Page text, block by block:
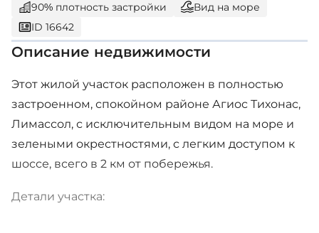
90% плотность застройки
Вид на море
ID 16642
Описание недвижимости
Этот жилой участок расположен в полностью
застроенном, спокойном районе Агиос Тихонас,
Лимассол, с исключительным видом на море и
зелеными окрестностями, с легким доступом к
шоссе, всего в 2 км от побережья.
Детали участка: